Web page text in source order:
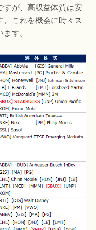
すが、高収益体質は安
これを機会に時々ス
す。